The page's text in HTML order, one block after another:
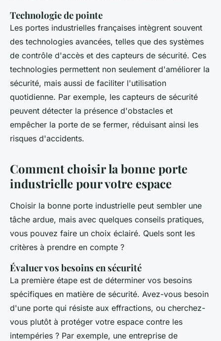
Technologie de pointe
Les portes industrielles françaises intègrent souvent
des technologies avancées, telles que des systèmes
de contrôle d'accès et des capteurs de sécurité. Ces
technologies permettent non seulement d'améliorer la
sécurité, mais aussi de faciliter l'utilisation
quotidienne. Par exemple, les capteurs de sécurité
peuvent détecter la présence d'obstacles et
empêcher la porte de se fermer, réduisant ainsi les
risques d'accidents.
Comment choisir la bonne porte
industrielle pour votre espace
Choisir la bonne porte industrielle peut sembler une
tâche ardue, mais avec quelques conseils pratiques,
vous pouvez faire un choix éclairé. Quels sont les
critères à prendre en compte ?
Évaluer vos besoins en sécurité
La première étape est de déterminer vos besoins
spécifiques en matière de sécurité. Avez-vous besoin
d'une porte qui résiste aux effractions, ou cherchez-
vous plutôt à protéger votre espace contre les
intempéries ? Par exemple, une entreprise de